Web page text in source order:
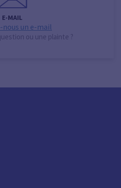
E-MAIL
nous un e-mail
ou une plainte ?